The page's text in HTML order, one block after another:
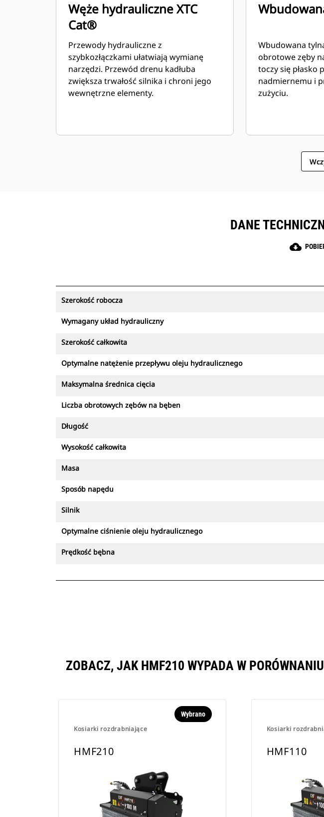
Węże hydrauliczne XTC
Cat®
Przewody hydrauliczne z
szybkozłączkami ułatwiają wymianę
narzędzi. Przewód drenu kadłuba
zwiększa trwałość silnika i chroni jego
wewnętrzne elementy.
Wbudowana
obrotowe zęby
toczy się płasko
nadmiernemu i
zużyciu.
DANE
cloud_download
Szerokość robocza
Wymagany układ hydrauliczny
Szerokość całkowita
Optymalne natężenie przepływu oleju hydraulicznego
Maksymalna średnica cięcia
Liczba obrotowych zębów na bęben
Długość
Wysokość całkowita
Masa
Sposób napędu
Silnik
Optymalne ciśnienie oleju hydraulicznego
Prędkość bębna
ZOBACZ, JAK HMF210 WYPADA W
Kosiarki rozdrabniające
Wybrano
HMF210
Kosiarki
HMF110